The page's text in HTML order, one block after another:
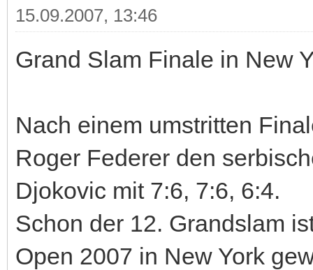
15.09.2007, 13:46
Grand Slam Finale in New
Nach einem umstritten
Roger Federer den
Djokovic mit 7:6, 7:6, 6:4.
Schon der 12. Grandslam
Open 2007 in New York